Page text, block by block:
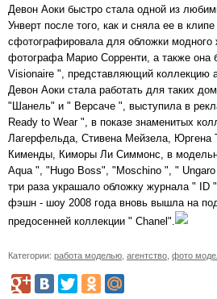
Девон Аоки быстро стала одной из
Унверт после того, как и сняла ее в
сфотографировала для обложки
фотографа Марио Сорренти, а также она
Visionaire ", представляющий коллекцию
Девон Аоки стала работать для таких
"Шанель" и " Версаче ", выступила в
Ready to Wear ", в показе знаменитых
Лагерфельда, Стивена Мейзела, Юргена
Кименды, Киморы Ли Симмонс, в
Aqua ", "Hugo Boss", "Moschino ", "
три раза украшало обложку журнала " ID
фэшн - шоу 2008 года вновь вышла на
предосенней коллекции " Chanel".
Категории: работа моделью агентство фото